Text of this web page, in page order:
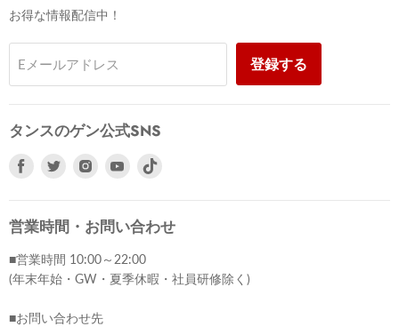
お得な情報配信中！
Eメールアドレス 登録する
タンスのゲン公式SNS
Facebook
つ
て
く
さ
Twitter
つ
て
く
さ
Instagram
つ
て
く
さ
Youtube
つ
て
く
営業時間・お問い合わせ
■営業時間 10:00～22:00
(年末年始・GW・夏季休暇・社員研修除く)
■お問い合わせ先